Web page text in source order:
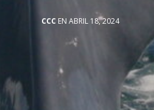
CCC EN ABRIL 18, 2024